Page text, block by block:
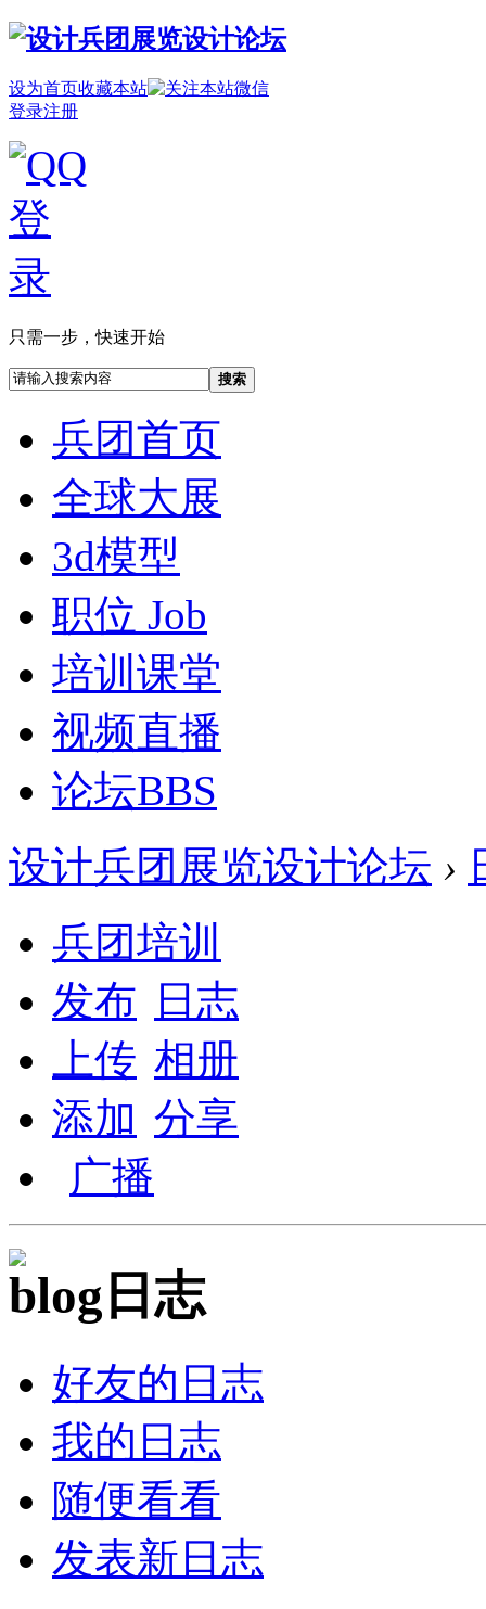
设为首页收藏本站
登录注册
只需一步，快速开始
搜索
兵团首页
全球大展
3d模型
职位 Job
培训课堂
视频直播
论坛BBS
设计兵团展览设计论坛 ›
兵团培训
发布
日志
上传 相册
添加 分享
广播
日志
好友的日志
我的日志
随便看看
发表新日志